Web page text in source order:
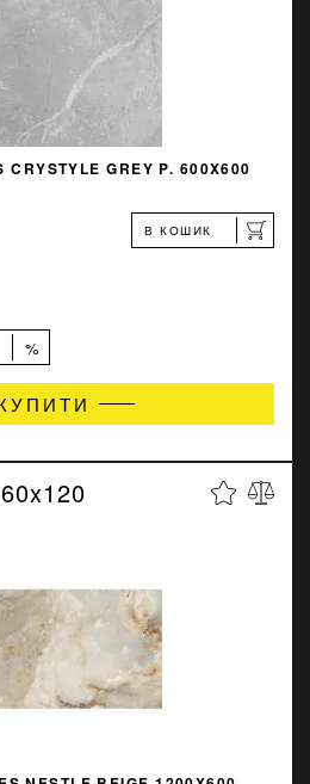
GREY P. 600X600
В КОШИК
%
60x120